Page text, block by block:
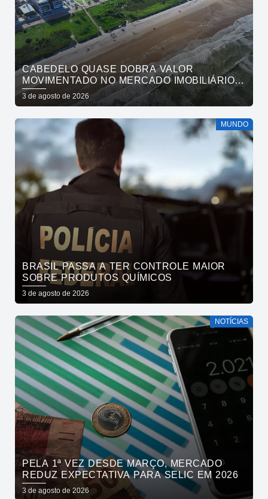
CABEDELO QUASE DOBRA VALOR
MOVIMENTADO NO MERCADO IMOBILIÁRIO
EM UM ANO
3 de agosto de 2026
MUNDO
BRASIL PASSA A TER CONTROLE MAIOR
SOBRE PRODUTOS QUÍMICOS
3 de agosto de 2026
NOTÍCIAS
PELA 1ª VEZ DESDE MARÇO, MERCADO
REDUZ EXPECTATIVA PARA SELIC EM 2026
3 de agosto de 2026